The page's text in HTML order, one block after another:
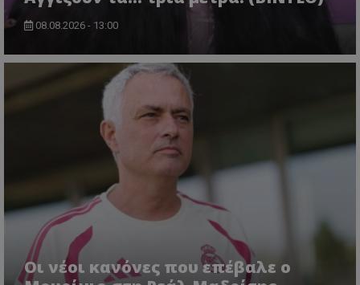
08.08.2026 - 13:00
Οι νέοι κανόνες που επέβαλε ο